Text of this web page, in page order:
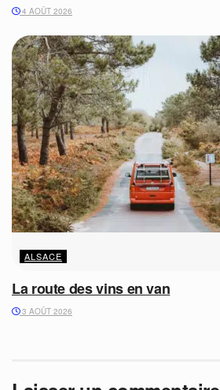
4 AOÛT 2026
ALSACE
La route des vins en van
3 AOÛT 2026